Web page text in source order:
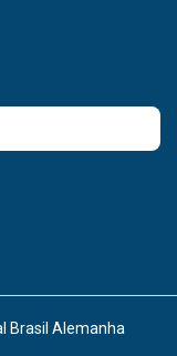
Brasil Alemanha